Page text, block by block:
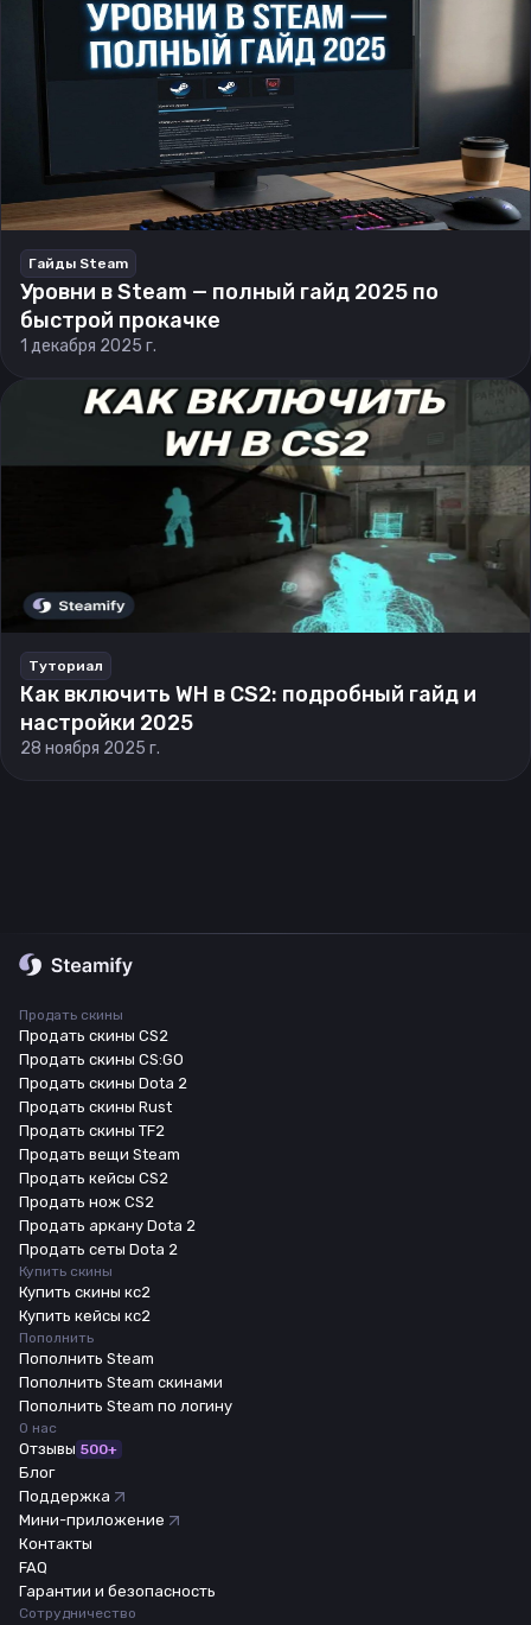
Гайды Steam
Уровни в Steam — полный гайд 2025 по
быстрой прокачке
1 декабря 2025 г.
Туториал
Как включить WH в CS2: подробный гайд и
настройки 2025
28 ноября 2025 г.
Продать скины
Продать скины CS2
Продать скины CS:GO
Продать скины Dota 2
Продать скины Rust
Продать скины TF2
Продать вещи Steam
Продать кейсы CS2
Продать нож CS2
Продать аркану Dota 2
Продать сеты Dota 2
Купить скины
Купить скины кс2
Купить кейсы кс2
Пополнить
Пополнить Steam
Пополнить Steam скинами
Пополнить Steam по логину
О нас
Отзывы 500+
Блог
Поддержка
Мини-приложение
Контакты
FAQ
Гарантии и безопасность
Сотрудничество